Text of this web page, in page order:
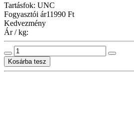
Tartásfok: UNC
Fogyasztói ár11990 Ft
Kedvezmény
Ár / kg: